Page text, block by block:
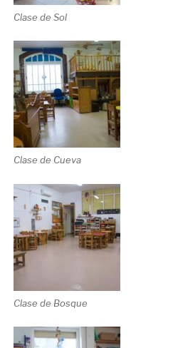
Clase de Sol
Clase de Cueva
Clase de Bosque